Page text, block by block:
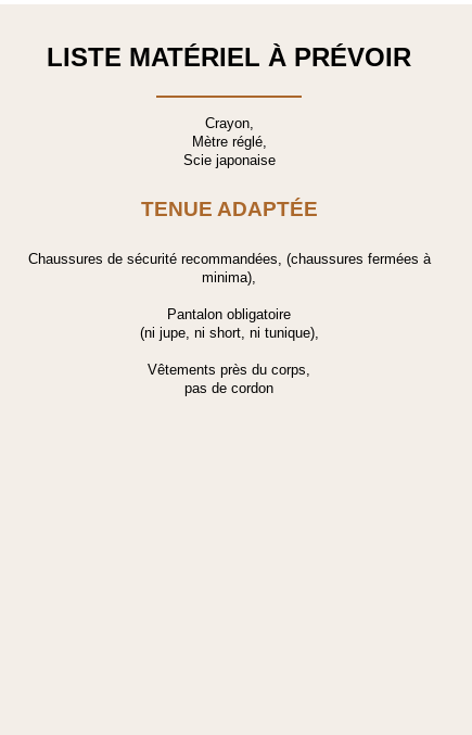
LISTE MATÉRIEL À PRÉVOIR
Crayon,
Mètre réglé,
Scie japonaise
TENUE ADAPTÉE
Chaussures de sécurité recommandées, (chaussures fermées à
minima),
Pantalon obligatoire
(ni jupe, ni short, ni tunique),
Vêtements près du corps,
pas de cordon